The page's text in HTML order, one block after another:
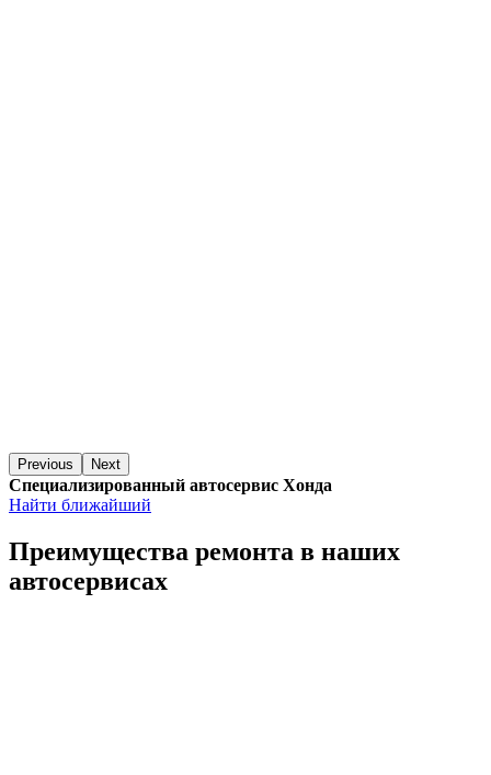
Previous Next
Специализированный автосервис Хонда
Найти ближайший
Преимущества ремонта в наших
автосервисах